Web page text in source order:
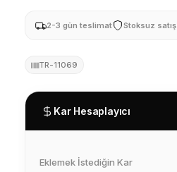
2-3 gün teslimat Stoksuz satış
TR-11069
Kar Hesaplayıcı
Eklemek İstediğin Kar